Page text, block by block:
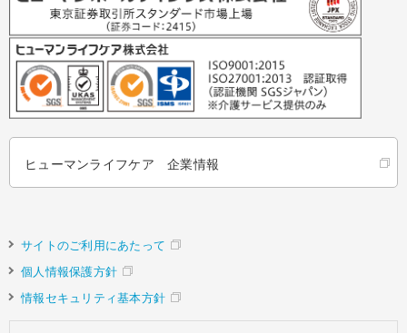
ヒューマンライフケア 企業情報
サイトのご利用にあたって
個人情報保護方針
情報セキュリティ基本方針